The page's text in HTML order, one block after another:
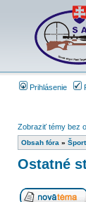
Prihlásenie
Zobraziť témy bez
Obsah fóra »
Ostatné